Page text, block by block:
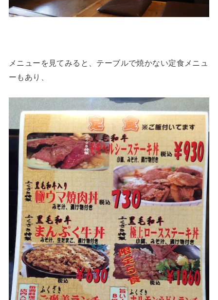
メニューを見てみると、テーブルで焼かない定食メニュ
ーもあり、